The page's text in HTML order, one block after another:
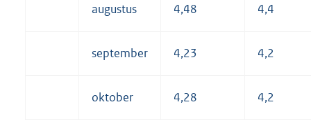
augustus 4,48 4,4
september 4,23 4,2
oktober 4,28 4,2